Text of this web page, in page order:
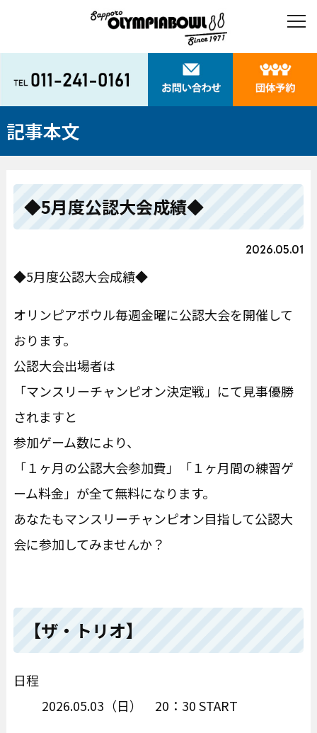
記事本文
◆5月度公認大会成績◆
2026.05.01
◆5月度公認大会成績◆
オリンピアボウル毎週金曜に公認大会を開催して
おります。
公認大会出場者は
「マンスリーチャンピオン決定戦」にて見事優勝
されますと
参加ゲーム数により、
「１ヶ月の公認大会参加費」「１ヶ月間の練習ゲ
ーム料金」が全て無料になります。
あなたもマンスリーチャンピオン目指して公認大
会に参加してみませんか？
【ザ・トリオ】
日程
2026.05.03（日） 20：30 START